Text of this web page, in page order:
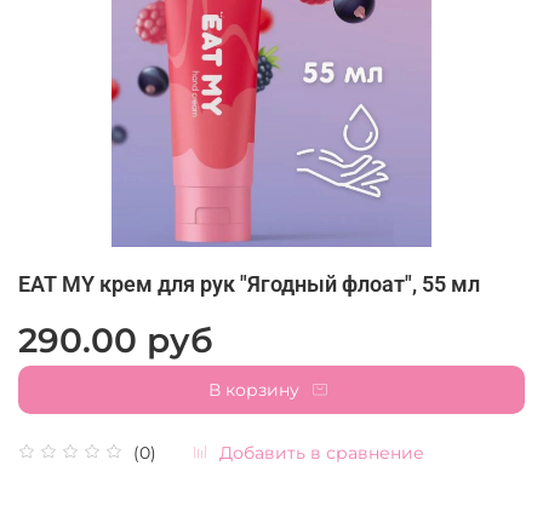
EAT MY крем для рук "Ягодный флоат", 55 мл
(0) Добавить в сравнение
290.00 руб
В корзину